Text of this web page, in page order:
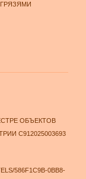
ОБЪЕКТОВ
С912025003693
586F1C9B-0BB8-